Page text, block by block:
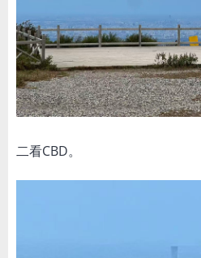
二看CBD。